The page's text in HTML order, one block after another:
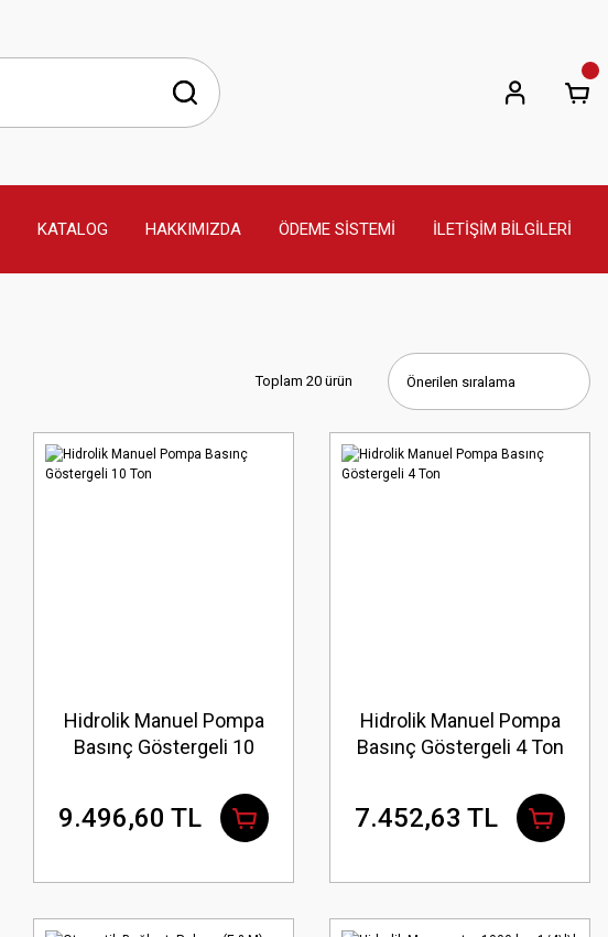
KATALOG HAKKIMIZDA ÖDEME SİSTEMİ İLETİŞİM BİLGİLERİ
Toplam 20 ürün
Hidrolik Manuel Pompa
Basınç Göstergeli 10
9.496,60 TL
Hidrolik Manuel Pompa
Basınç Göstergeli 4 Ton
7.452,63 TL